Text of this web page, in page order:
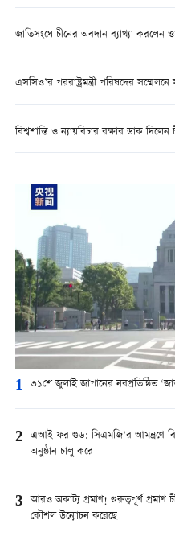
জাতিসংঘে চীনের অবদান ব্যাখ্যা করলেন
এসসিও’র পররাষ্ট্রমন্ত্রী পরিষদের
বিশ্বশান্তি ও ন্যায়বিচার রক্ষার ডাক দিলেন
1 ৩১শে জুলাই জাপানের নবপ্রতিষ্ঠিত
2 এআই ফর গুড: সিএমজি’র আমন্ত্রণে
অনুষ্ঠান চালু করে
3 আরও অকাট্য প্রমাণ! গুরুত্বপূর্ণ প্রমাণ
কৌশল উন্মোচন করেছে